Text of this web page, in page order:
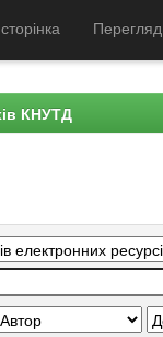
Перегляд
КНУТД